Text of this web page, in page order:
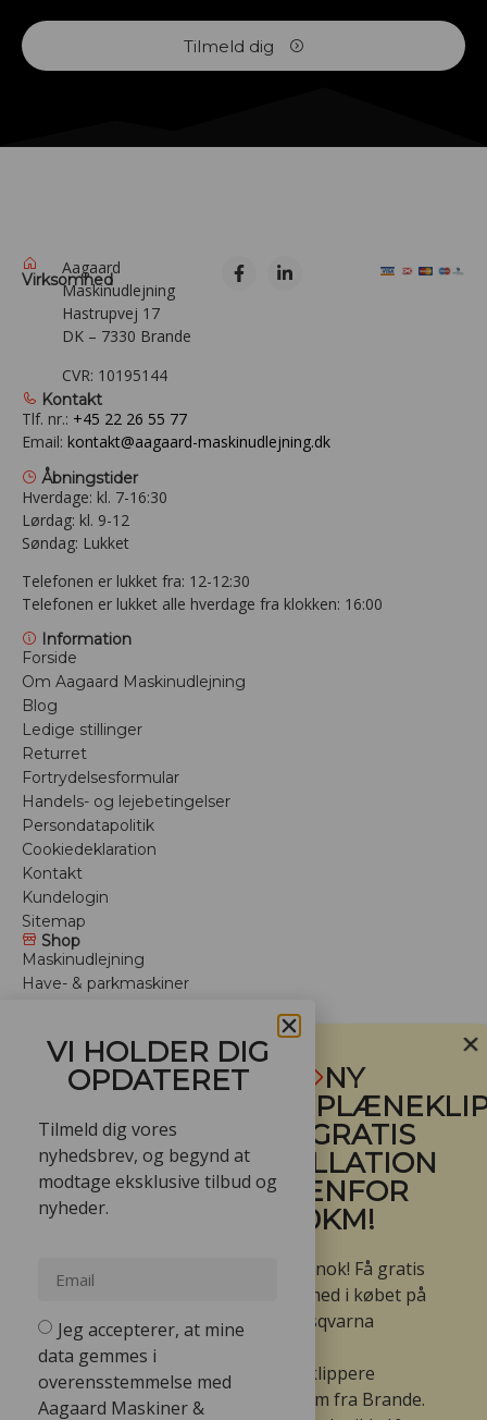
Tilmeld dig
Virksomhed
Aagaard
Maskinudlejning
Hastrupvej 17
DK – 7330 Brande
CVR: 10195144
Kontakt
Tlf. nr.: +45 22 26 55 77
Email: kontakt@aagaard-maskinudlejning.dk
Åbningstider
Hverdage: kl. 7-16:30
Lørdag: kl. 9-12
Søndag: Lukket
Telefonen er lukket fra: 12-12:30
Telefonen er lukket alle hverdage fra klokken: 16:00
Information
Forside
Om Aagaard Maskinudlejning
Blog
Ledige stillinger
Returret
Fortrydelsesformular
Handels- og lejebetingelser
Persondatapolitik
Cookiedeklaration
Kontakt
Kundelogin
Sitemap
Shop
Maskinudlejning
Have- & parkmaskiner
Arbejdstøj
Trailere
Værksted
Vinteropbevaring
Tilbud
For professionelle
Benzin plæneklipper
Hækkeklipper batteri
Husqvarna buskrydder
Leje af minigravere
NY
- FÅ GRATIS
INSTALLATION
INDENFOR
60KM!
Ja den er go’ nok! Få gratis
installation med i købet på
udvalgte Husqvarna
robotplæneklippere
indenfor 60km fra Brande.
VI HOLDER DIG
OPDATERET
Tilmeld dig vores
nyhedsbrev, og begynd at
modtage eksklusive tilbud og
nyheder.
Jeg accepterer, at mine
data gemmes i
overensstemmelse med
Aagaard Maskiner &